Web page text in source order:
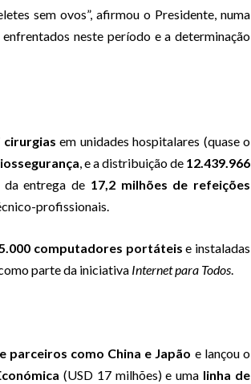
sem ovos”, afirmou o Presidente, numa
neste período e a determinação
cirurgias em unidades hospitalares (quase o
, e a distribuição de 12.439.966
da entrega de 17,2 milhões de refeições
profissionais.
computadores portáteis e instaladas
parte da iniciativa Internet para Todos.
parceiros como China e Japão e lançou o
(USD 17 milhões) e uma linha de